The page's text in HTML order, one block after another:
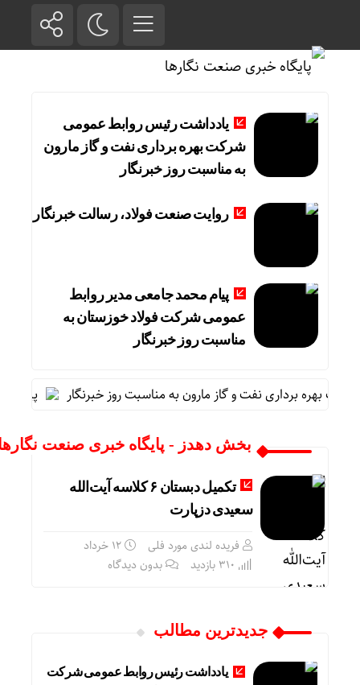
یادداشت رئیس روابط عمومی
شرکت بهره برداری نفت و گاز مارون
به مناسبت روز خبرنگار
روایت صنعت فولاد،‌ رسالت خبرنگار
پیام محمد جامعی مدیر روابط
عمومی شرکت فولاد خوزستان به
مناسبت روز خبرنگار
بهره برداری نفت و گاز مارون به مناسبت روز خبرنگار پیام
بخش دهدز - پایگاه خبری صنعت
تکمیل دبستان ۶ کلاسه آیت‌الله
سعیدی دزپارت
فریده لندی مورد فلی
۱۲ خرداد
بدون دیدگاه
جدیدترین مطالب
یادداشت رئیس روابط عمومی شرکت